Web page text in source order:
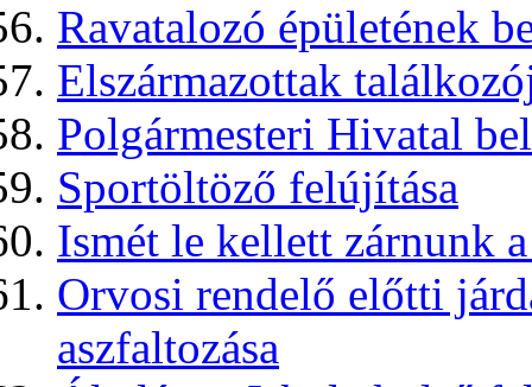
Ravatalozó épületének
Elszármazottak
Polgármesteri Hivatal
Sportöltöző felújítása
Ismét le kellett zárnunk
Orvosi rendelő előtti
aszfaltozása